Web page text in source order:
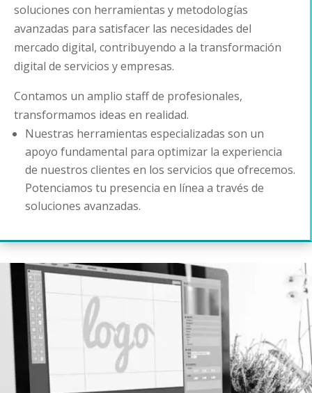
soluciones con herramientas y metodologías
avanzadas para satisfacer las necesidades del
mercado digital, contribuyendo a la transformación
digital de servicios y empresas.
Contamos un amplio staff de profesionales,
transformamos ideas en realidad.
Nuestras herramientas especializadas son un
apoyo fundamental para optimizar la experiencia
de nuestros clientes en los servicios que ofrecemos.
Potenciamos tu presencia en línea a través de
soluciones avanzadas.